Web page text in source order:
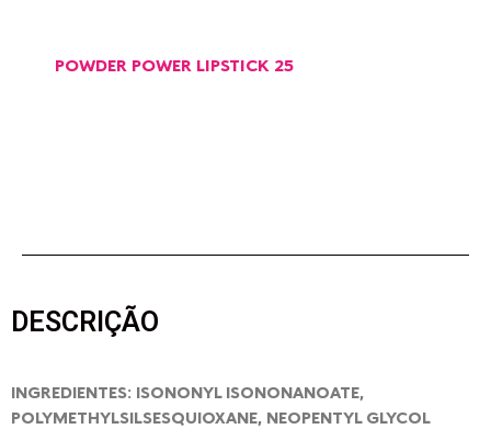
POWDER POWER LIPSTICK 25
DESCRIÇÃO
INGREDIENTES: ISONONYL ISONONANOATE,
POLYMETHYLSILSESQUIOXANE, NEOPENTYL GLYCOL